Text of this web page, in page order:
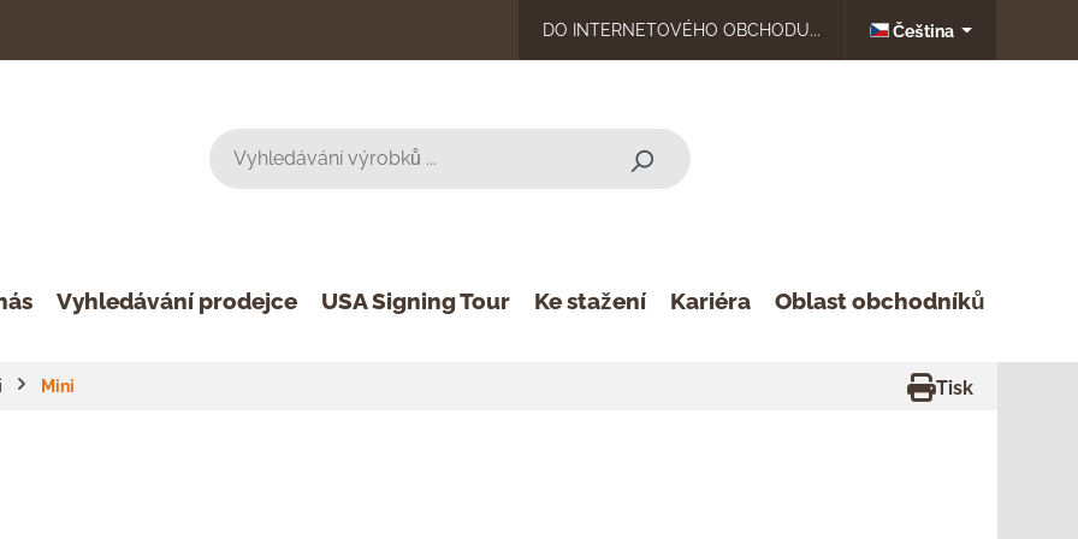
DO INTERNETOVÉHO OBCHODU... Čeština
Vyhledávání prodejce USA Signing Tour Ke stažení Kariéra Oblast obchodníků
Mini Tisk